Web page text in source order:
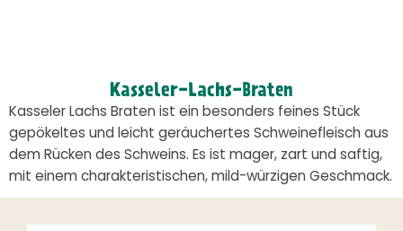
Kasseler-Lachs-Braten
Kasseler Lachs Braten ist ein besonders feines Stück
gepökeltes und leicht geräuchertes Schweinefleisch aus
dem Rücken des Schweins. Es ist mager, zart und saftig,
mit einem charakteristischen, mild-würzigen Geschmack.